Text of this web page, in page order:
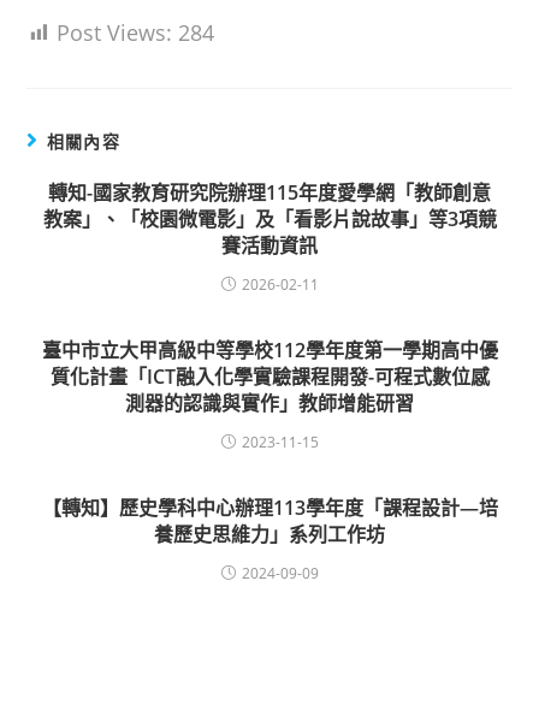
Post Views: 284
相關內容
轉知-國家教育研究院辦理115年度愛學網「教師創意
教案」、「校園微電影」及「看影片說故事」等3項競
賽活動資訊
2026-02-11
臺中市立大甲高級中等學校112學年度第一學期高中優
質化計畫「ICT融入化學實驗課程開發-可程式數位感
測器的認識與實作」教師增能研習
2023-11-15
【轉知】歷史學科中心辦理113學年度「課程設計—培
養歷史思維力」系列工作坊
2024-09-09